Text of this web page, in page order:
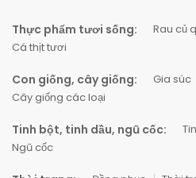
Thực phẩm tươi sống: Rau củ
Cá thịt tươi
Con giống, cây giống: Gia súc
Cây giống các loại
Tinh bột, tinh dầu, ngũ cốc:
Ngũ cốc